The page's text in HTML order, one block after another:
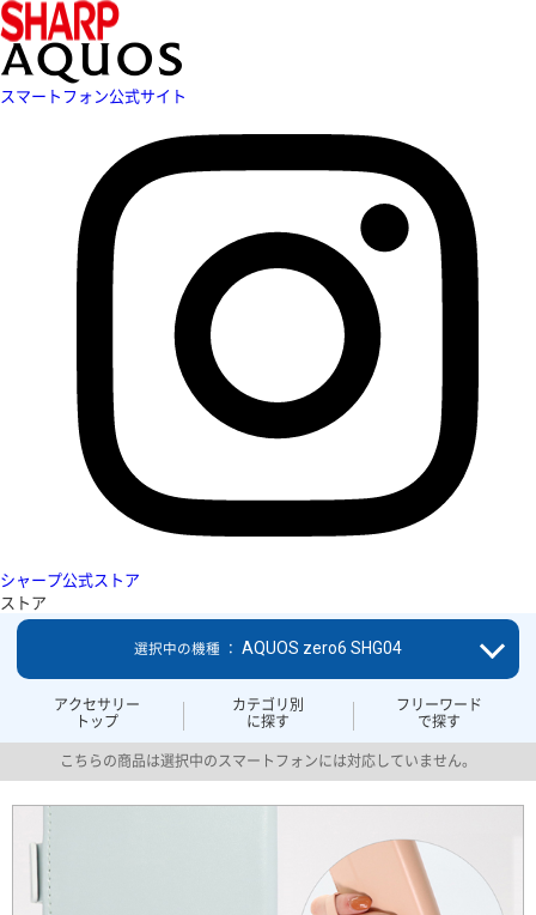
スマートフォン公式サイト
シャープ公式ストア
ストア
アクセサリー
トップ
カテゴリ別
に探す
フリーワード
で探す
選択中の機種 ： AQUOS zero6 SHG04
こちらの商品は選択中のスマートフォンには対応していません。